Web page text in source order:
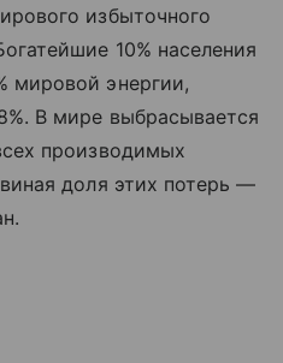
избыточного
10% населения
мировой энергии,
В мире выбрасывается
производимых
доля этих потерь —